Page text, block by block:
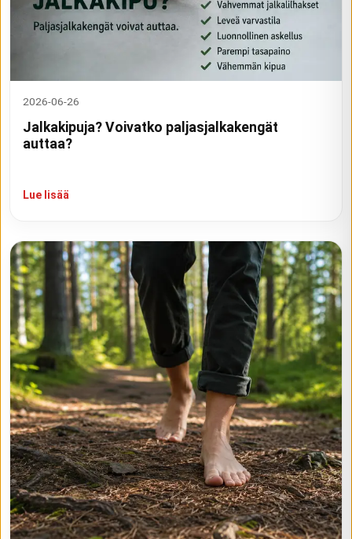
2026-06-26
Jalkakipuja? Voivatko paljasjalkakengät
auttaa?
Lue lisää